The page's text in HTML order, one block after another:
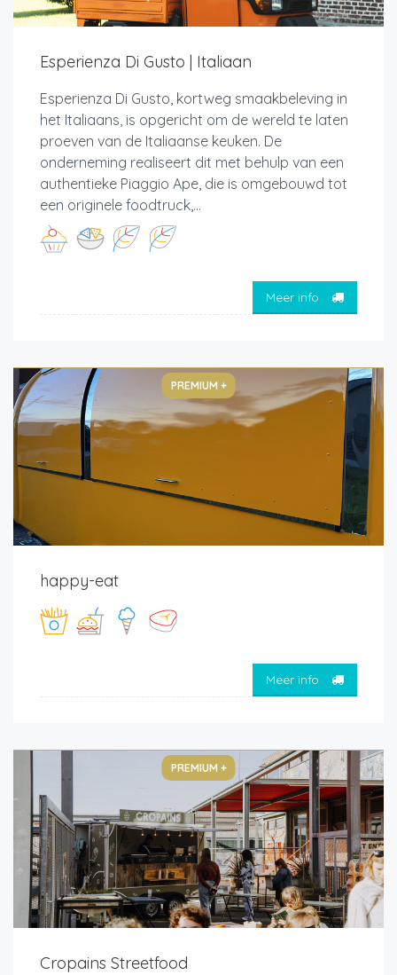
Esperienza Di Gusto | Italiaan
Esperienza Di Gusto, kortweg smaakbeleving in
het Italiaans, is opgericht om de wereld te laten
proeven van de Italiaanse keuken. De
onderneming realiseert dit met behulp van een
authentieke Piaggio Ape, die is omgebouwd tot
een originele foodtruck,...
Meer info
PREMIUM +
happy-eat
Meer info
PREMIUM +
Cropains Streetfood